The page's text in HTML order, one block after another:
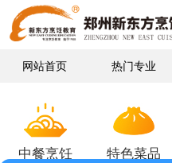
网站首页 热门专业
中餐烹饪 特色菜品